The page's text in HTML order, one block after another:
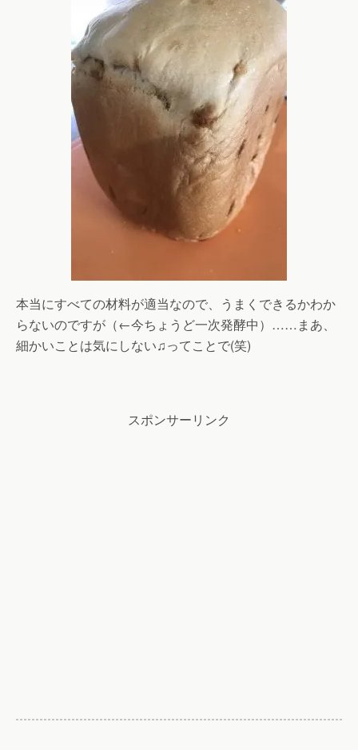
本当にすべての材料が適当なので、うまくできるかわか
らないのですが（←今ちょうど一次発酵中）……まあ、
細かいことは気にしない♫ってことで(笑)
スポンサーリンク